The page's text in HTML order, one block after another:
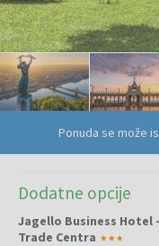
Ponuda se može
Dodatne opcije
Jagello Business Hotel
Trade Centra